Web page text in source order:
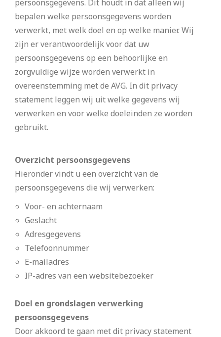
persoonsgegevens. Dit houdt in dat alleen wij
bepalen welke persoonsgegevens worden
verwerkt, met welk doel en op welke manier. Wij
zijn er verantwoordelijk voor dat uw
persoonsgegevens op een behoorlijke en
zorgvuldige wijze worden verwerkt in
overeenstemming met de AVG. In dit privacy
statement leggen wij uit welke gegevens wij
verwerken en voor welke doeleinden ze worden
gebruikt.
Overzicht persoonsgegevens
Hieronder vindt u een overzicht van de
persoonsgegevens die wij verwerken:
Voor- en achternaam
Geslacht
Adresgegevens
Telefoonnummer
E-mailadres
IP-adres van een websitebezoeker
Doel en grondslagen verwerking
persoonsgegevens
Door akkoord te gaan met dit privacy statement